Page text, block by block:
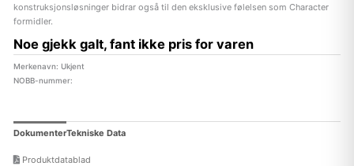
konstruksjonsløsninger bidrar også til den eksklusive følelsen som Character
formidler.
Noe gjekk galt, fant ikke pris for varen
Merkenavn: Ukjent
NOBB-nummer:
DokumenterTekniske Data
Produktdatablad